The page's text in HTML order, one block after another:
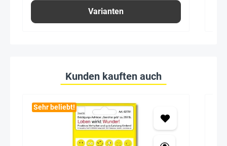
Varianten
Kunden kauften auch
Sehr beliebt!